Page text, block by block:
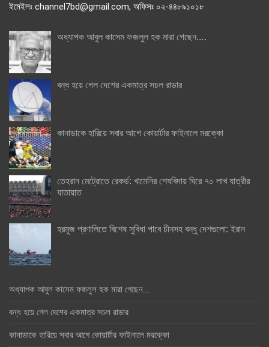
ইমেইলঃ channel7bd@gmail.com, অফিসঃ ০২-৪৪৮৯১০১৮
অধ্যাপক আবুল কাসেম ফজলুল হক মারা গেছেন….
বন্ধ হয়ে গেল দেশের একমাত্র সচল রাডার
কানাডাকে হারিয়ে সবার আগে কোয়ার্টার ফাইনালে মরক্কো
তেহরান মেট্রোতে রেকর্ড: খামেনির শেষবিদায় ঘিরে ৭০ লাখ যাত্রীর
যাতায়াত
হরমুজ প্রণালিতে বিশেষ সুবিধা পাবে চীনসহ বন্ধু দেশগুলো: ইরান
অধ্যাপক আবুল কাসেম ফজলুল হক মারা গেছেন….
বন্ধ হয়ে গেল দেশের একমাত্র সচল রাডার
কানাডাকে হারিয়ে সবার আগে কোয়ার্টার ফাইনালে মরক্কো